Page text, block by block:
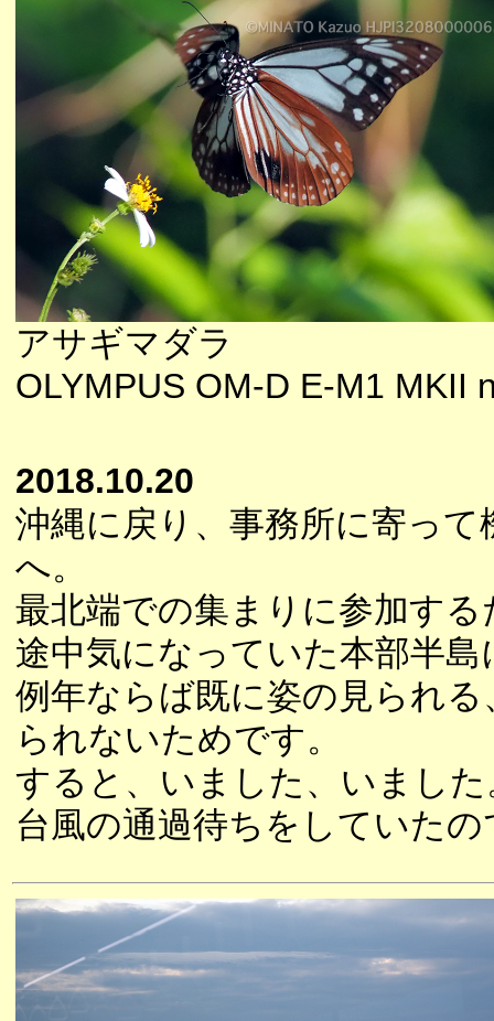
アサギマダラ
OLYMPUS OM-D E-M1 MKII
2018.10.20
沖縄に戻り、事務所に寄っ
へ。
最北端での集まりに参加す
途中気になっていた本部半
例年ならば既に姿の見られ
られないためです。
すると、いました、いました
台風の通過待ちをしていた